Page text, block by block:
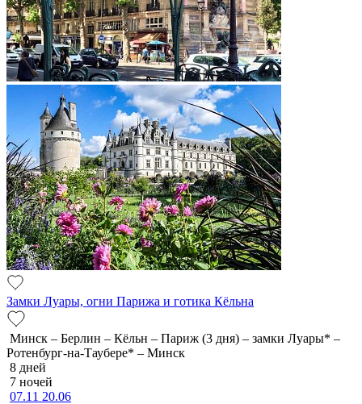
Замки Луары, огни Парижа и готика Кёльна
Минск – Берлин – Кёльн – Париж (3 дня) – замки Луары* –
Ротенбург-на-Таубере* – Минск
8 дней
7 ночей
07.11 20.06